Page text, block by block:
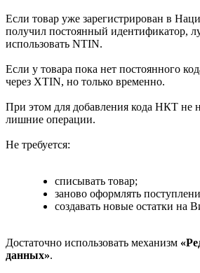
Если товар уже зарегистрирован в
получил постоянный идентификатор,
использовать NTIN.
Если у товара пока нет постоянного
через XTIN, но только временно.
При этом для добавления кода НКТ не
лишние операции.
Не требуется:
списывать товар;
заново оформлять
создавать новые остатки на
Достаточно использовать механизм
данных».